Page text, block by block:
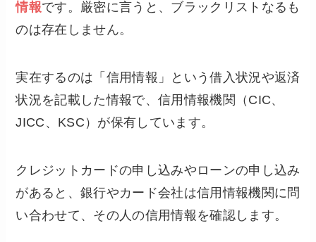
情報です。厳密に言うと、ブラックリストなるも
のは存在しません。
実在するのは「信用情報」という借入状況や返済
状況を記載した情報で、信用情報機関（CIC、
JICC、KSC）が保有しています。
クレジットカードの申し込みやローンの申し込み
があると、銀行やカード会社は信用情報機関に問
い合わせて、その人の信用情報を確認します。